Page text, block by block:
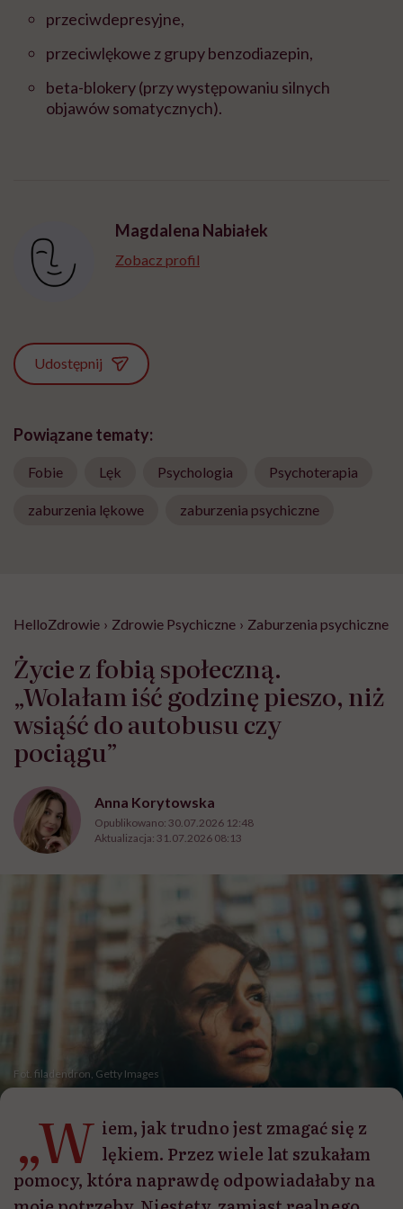
przeciwdepresyjne,
przeciwlękowe z grupy benzodiazepin,
beta-blokery (przy występowaniu silnych
objawów somatycznych).
Magdalena Nabiałek
Zobacz profil
Udostępnij
Powiązane tematy:
Fobie Lęk Psychologia Psychoterapia
zaburzenia lękowe zaburzenia psychiczne
HelloZdrowie › Zdrowie Psychiczne › Zaburzenia psychiczne
Życie z fobią społeczną.
„Wolałam iść godzinę pieszo, niż
wsiąść do autobusu czy
pociągu”
Anna Korytowska
Opublikowano: 30.07.2026 12:48
Aktualizacja: 31.07.2026 08:13
Fot. filadendron, Getty Images
„W iem, jak trudno jest zmagać się z
lękiem. Przez wiele lat szukałam
pomocy, która naprawdę odpowiadałaby na